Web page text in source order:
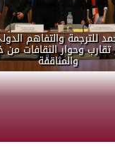
للترجمة والتفاهم
تقارب وحوار الثقافات من
والمثاقفة